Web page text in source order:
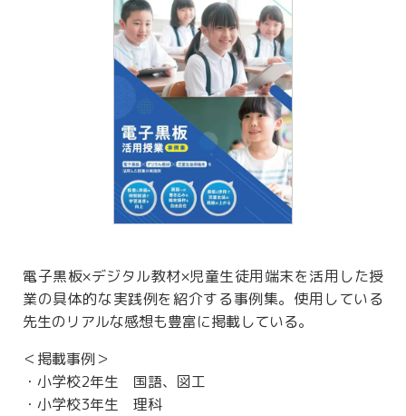
電子黒板×デジタル教材×児童生徒用端末を活用した授
業の具体的な実践例を紹介する事例集。使用している
先生のリアルな感想も豊富に掲載している。
＜掲載事例＞
・小学校2年生 国語、図工
・小学校3年生 理科